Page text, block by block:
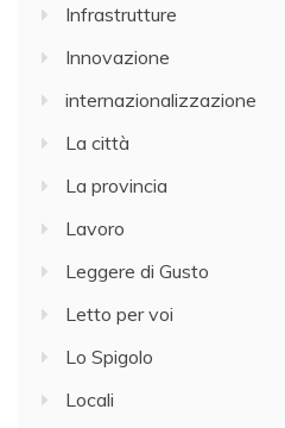
Infrastrutture
Innovazione
internazionalizzazione
La città
La provincia
Lavoro
Leggere di Gusto
Letto per voi
Lo Spigolo
Locali